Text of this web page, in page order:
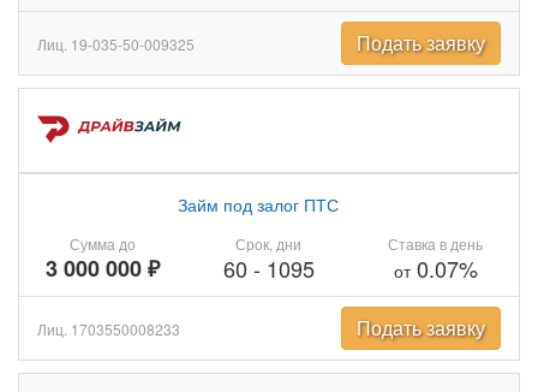
Лиц. 19-035-50-009325 Подать заявку
Сумма до
3 000 000 ₽
Займ под залог ПТС
Срок, дни
60 - 1095
Ставка в день
от0.07%
Лиц. 1703550008233 Подать заявку